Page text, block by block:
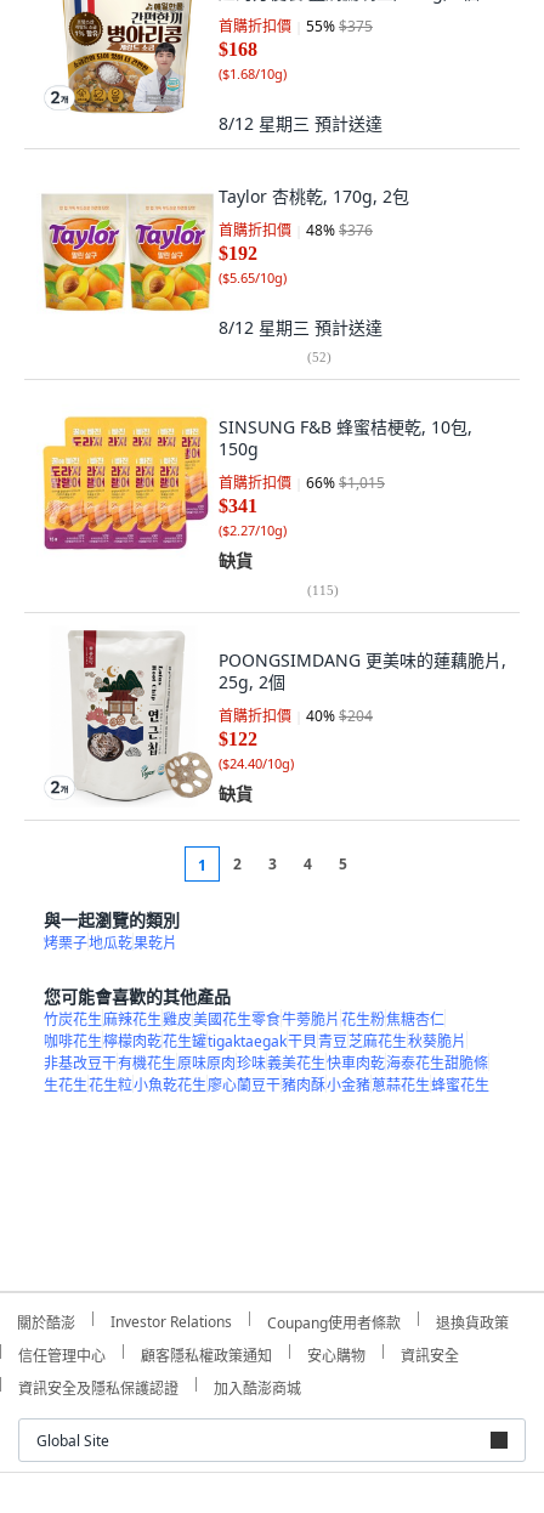
首購折扣價 55%$375
$168
($1.68/10g)
8/12 星期三 預計送達
Taylor 杏桃乾, 170g, 2包
首購折扣價 48%$376
$192
($5.65/10g)
8/12 星期三 預計送達
(52)
SINSUNG F&B 蜂蜜桔梗乾, 10包,
150g
首購折扣價 66%$1,015
$341
($2.27/10g)
缺貨
(115)
POONGSIMDANG 更美味的蓮藕脆片,
25g, 2個
首購折扣價 40%$204
$122
($24.40/10g)
缺貨
1 2 3 4 5
與一起瀏覽的類別
烤栗子地瓜乾果乾片
您可能會喜歡的其他產品
竹炭花生麻辣花生雞皮美國花生零食牛蒡脆片花生粉焦糖杏仁
咖啡花生檸檬肉乾花生罐tigaktaegak干貝青豆芝麻花生秋葵脆片
非基改豆干有機花生原味原肉珍味義美花生快車肉乾海泰花生甜脆條
生花生花生粒小魚乾花生廖心蘭豆干豬肉酥小金豬蔥蒜花生蜂蜜花生
關於酷澎 Investor Relations Coupang使用者條款
退換貨政策
信任管理中心
顧客隱私權政策通知 安心購物
資訊安全
資訊安全及隱私保護認證
加入酷澎商城
Global Site